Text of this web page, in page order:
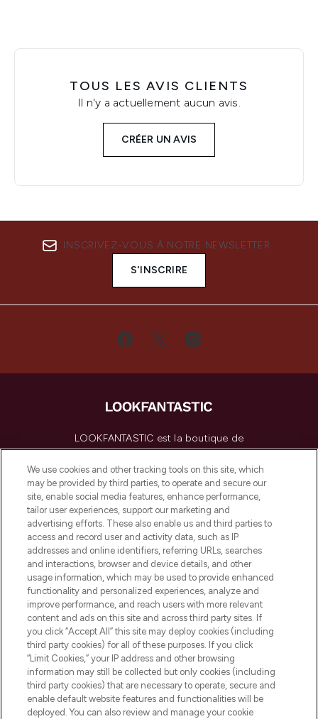
TOUS LES AVIS CLIENTS
Il n'y a actuellement aucun avis.
CRÉER UN AVIS
INSCRIVEZ-VOUS À NOTRE NEWSLETTER
S'INSCRIRE
LOOKFANTASTIC est la boutique de
beauté incontournable en Europe,
proposant les meilleurs produits de soins
de la peau, des cheveux et de maquillage
de plus de 200 marques prestigieuses.
Faites vos achats en ligne ou via
l’application, avec la livraison offerte dès
55€ d'achat.
Consentement aux cookies
Do Not Sell or Share My Personal
Information
AIDE ET INFORMATIONS
INFORMATIONS GÉNÉRALES
We use cookies and other tracking tools on this site, which
may be provided by third parties, to operate and secure our
site, enable social media features, enhance performance,
tailor user experiences, support our marketing and
advertising efforts. These also enable us and third parties to
access and record user and activity data, such as IP
addresses and online identifiers, referring URLs, searches
and interactions, browser and device details, and other
usage information, which may be used to provide enhanced
functionality and personalized experiences, analyze and
improve performance, and reach users with more relevant
content and ads on this site and across third party sites. If
you click “Accept All” this site may deploy cookies (including
third party cookies) for all of these purposes. If you click
“Limit Cookies,” your IP address and other browsing
information may still be collected but only cookies (including
third party cookies) that are necessary to operate, secure and
enable default website features and functionalities will be
deployed. You can also review and manage your cookie